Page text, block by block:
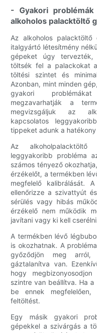
- Gyakori
alkoholos palacktöltő
Az alkoholos
italgyártó létesítmény
gépeket úgy tervezték,
töltsék fel a palackokat
töltési szintet és
Azonban, mint minden
gyakori
megzavarhatják a
megvizsgáljuk az
kapcsolatos
tippeket adunk a
Az
leggyakoribb probléma
számos tényező
érzékelőt, a termékben
megfelelő kalibrálását.
ellenőrizze a szivattyút
sérülés vagy hibás
érzékelő nem működik
javítani vagy ki kell
A termékben lévő
is okozhatnak. A
győződjön meg
gáztalanítva van.
hogy
szintre van beállítva. Ha
be ennek
feltöltést.
Egy másik gyakori
gépekkel a szivárgás a